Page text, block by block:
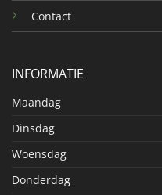
Contact
INFORMATIE
Maandag
Dinsdag
Woensdag
Donderdag